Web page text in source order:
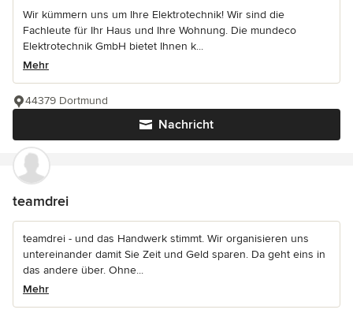
Wir kümmern uns um Ihre Elektrotechnik! Wir sind die
Fachleute für Ihr Haus und Ihre Wohnung. Die mundeco
Elektrotechnik GmbH bietet Ihnen k...
Mehr
Nachricht
44379 Dortmund
teamdrei
teamdrei - und das Handwerk stimmt. Wir organisieren uns
untereinander damit Sie Zeit und Geld sparen. Da geht eins in
das andere über. Ohne...
Mehr